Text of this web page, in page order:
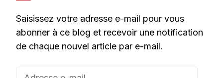
Saisissez votre adresse e-mail pour vous
abonner à ce blog et recevoir une notification
de chaque nouvel article par e-mail.
Adresse